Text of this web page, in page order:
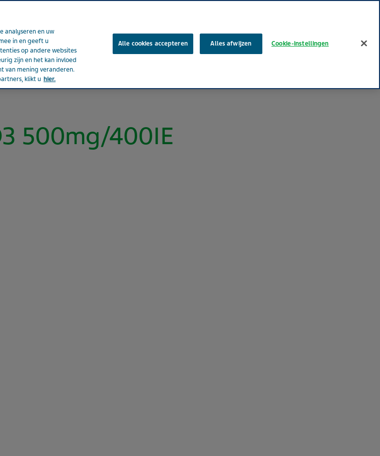
Producten
500mg/400IE
analyseren en uw
in en geeft u
op andere websites
zijn en het kan invloed
van mening veranderen.
klikt u hier.
Alle cookies accepteren Alles afwijzen Cookie-instellingen